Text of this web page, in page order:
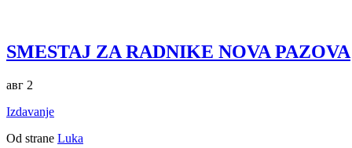
SMESTAJ ZA RADNIKE NOVA PAZOVA
авг 2
Izdavanje
Od strane Luka